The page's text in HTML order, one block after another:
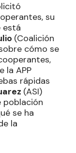
su
está
(Coalición
cómo se
la APP
rápidas
(ASI)
población
se ha
la